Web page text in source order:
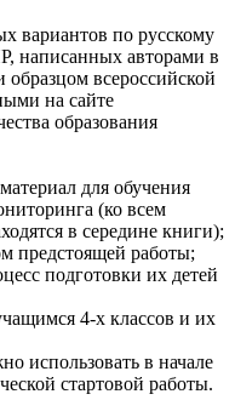
вариантов по русскому
написанных авторами в
всероссийской
на сайте
образования
для обучения
(ко всем
в середине книги);
предстоящей работы;
подготовки их детей
4-х классов и их
использовать в начале
стартовой работы.